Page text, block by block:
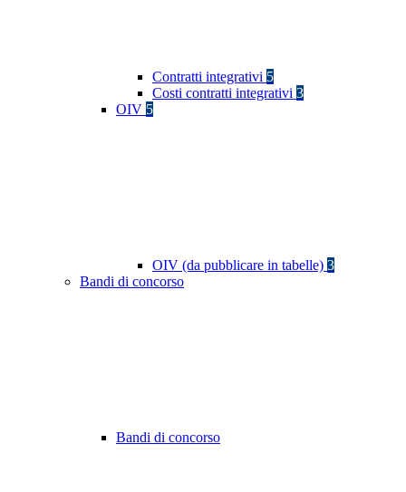
Contratti integrativi 5
Costi contratti integrativi 3
OIV 5
OIV (da pubblicare in tabelle) 3
Bandi di concorso
Bandi di concorso